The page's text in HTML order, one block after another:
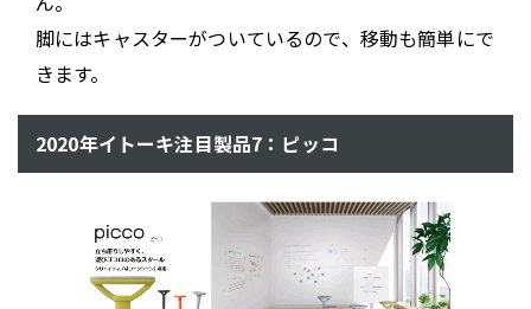
脚にはキャスターがついているので、移動も簡単にで
きます。
2020年イトーキ注目製品7：ピッコ